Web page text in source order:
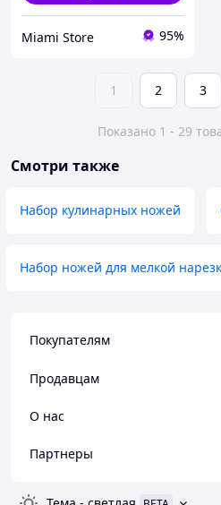
Miami Store 95%
1 2 3
Показано 1 - 29
Смотри также
Набор кулинарных ножей
Набор ножей для мелкой
Покупателям
Продавцам
О нас
Партнеры